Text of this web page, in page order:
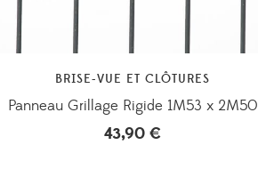
BRISE-VUE ET CLÔTURES
Panneau Grillage Rigide 1M53 x 2M50
43,90 €